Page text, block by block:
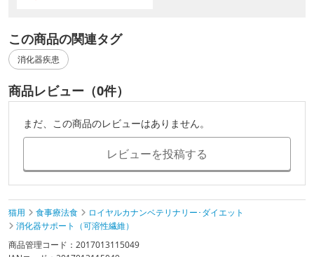
この商品の関連タグ
消化器疾患
商品レビュー（0件）
まだ、この商品のレビューはありません。
レビューを投稿する
猫用 食事療法食
ロイヤルカナンベテリナリー･ダイエット
消化器サポート（可溶性繊維）
商品管理コード：2017013115049